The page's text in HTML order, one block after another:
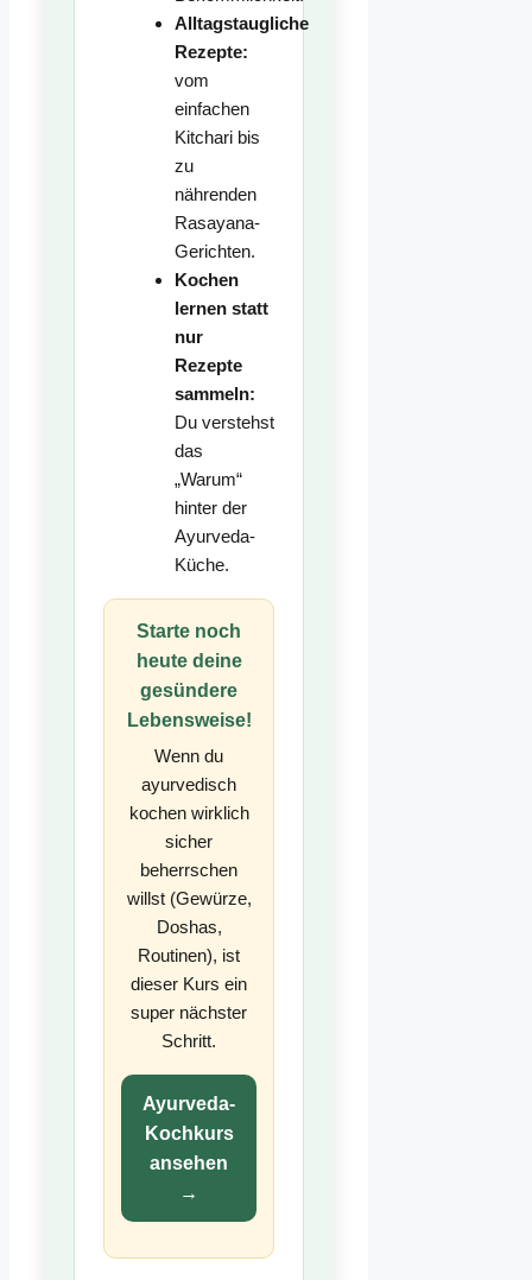
Alltagstaugliche
Rezepte:
vom
einfachen
Kitchari bis
zu
nährenden
Rasayana-
Gerichten.
Kochen
lernen statt
nur
Rezepte
sammeln:
Du verstehst
das
„Warum“
hinter der
Ayurveda-
Küche.
Starte noch
heute deine
gesündere
Lebensweise!
Wenn du
ayurvedisch
kochen wirklich
sicher
beherrschen
willst (Gewürze,
Doshas,
Routinen), ist
dieser Kurs ein
super nächster
Schritt.
Ayurveda-
Kochkurs
ansehen
→